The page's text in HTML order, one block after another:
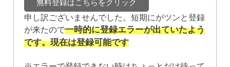
申し訳ございませんでした。短期にがツンと登録
が来たので一時的に登録エラーが出ていたよう
です。現在は登録可能です